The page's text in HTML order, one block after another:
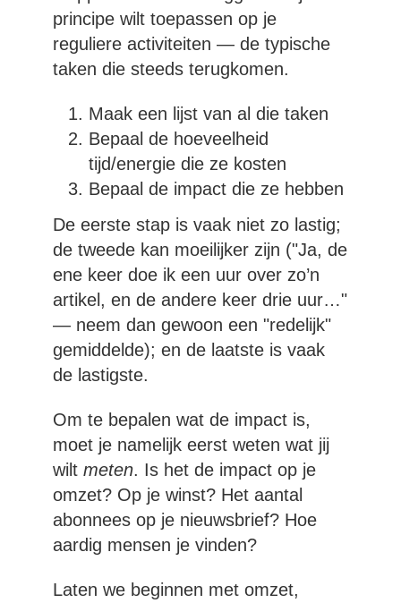
principe wilt toepassen op je
reguliere activiteiten — de typische
taken die steeds terugkomen.
Maak een lijst van al die taken
Bepaal de hoeveelheid
tijd/energie die ze kosten
Bepaal de impact die ze hebben
De eerste stap is vaak niet zo lastig;
de tweede kan moeilijker zijn ("Ja, de
ene keer doe ik een uur over zo’n
artikel, en de andere keer drie uur…"
— neem dan gewoon een "redelijk"
gemiddelde); en de laatste is vaak
de lastigste.
Om te bepalen wat de impact is,
moet je namelijk eerst weten wat jij
wilt meten. Is het de impact op je
omzet? Op je winst? Het aantal
abonnees op je nieuwsbrief? Hoe
aardig mensen je vinden?
Laten we beginnen met omzet,